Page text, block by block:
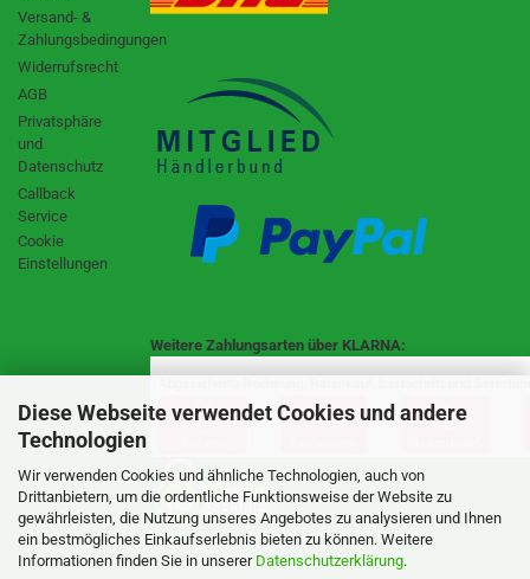
Diese Webseite verwendet Cookies und andere
Technologien
Wir verwenden Cookies und ähnliche Technologien, auch von
Drittanbietern, um die ordentliche Funktionsweise der Website zu
gewährleisten, die Nutzung unseres Angebotes zu analysieren und Ihnen
ein bestmögliches Einkaufserlebnis bieten zu können. Weitere
Informationen finden Sie in unserer Datenschutzerklärung.
Versand- &
Zahlungsbedingungen
Widerrufsrecht
AGB
Privatsphäre
und
Datenschutz
Callback
Service
Cookie
Einstellungen
Weitere Zahlungsarten über KLARNA:
SSL Certificate